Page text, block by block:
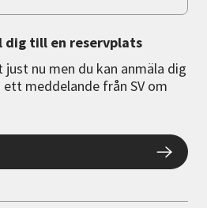
dig till en reservplats
nu men du kan anmäla dig
meddelande från SV om